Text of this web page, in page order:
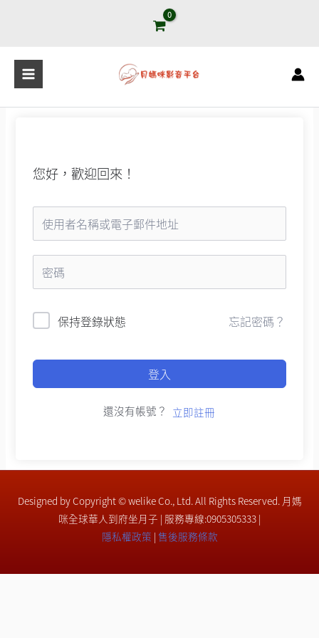
容
您好，歡迎回來！
保持登錄狀態 忘記密碼？
登入
還沒有帳號？ 立即註冊
Designed by Copyright © welike Co., Ltd. All Rights Reserved. 月媽
咪全球華人到府坐月子 | 服務專線:0905305333 |
隱私權政策 | 售後服務條款